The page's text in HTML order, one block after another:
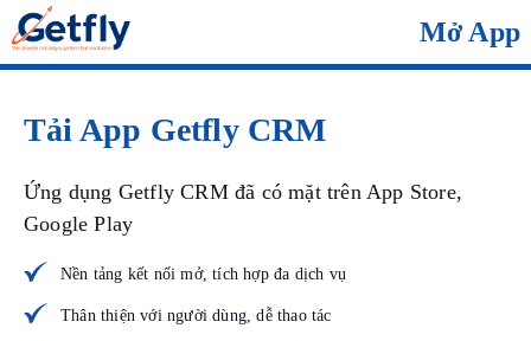
Mở App
Tải App Getfly CRM
Ứng dụng Getfly CRM đã có mặt trên App Store,
Google Play
Nền tảng kết nối mở, tích hợp đa dịch vụ
Thân thiện với người dùng, dễ thao tác